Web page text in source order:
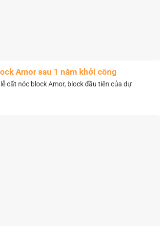
Amor sau 1 năm khởi công
cất nóc block Amor, block đầu tiên của dự